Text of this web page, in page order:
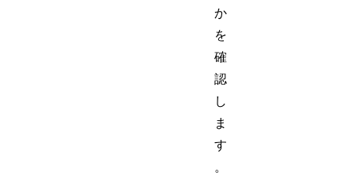
か
を
確
認
し
ま
す
。